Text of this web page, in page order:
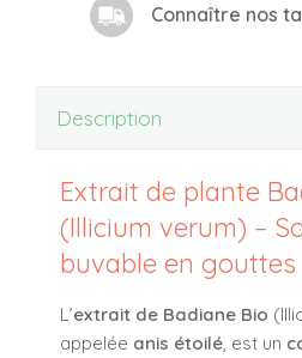
Connaître nos
Description
Extrait de plante
(Illicium verum) –
buvable en gouttes
L’extrait de Badiane Bio (
appelée anis étoilé, est un